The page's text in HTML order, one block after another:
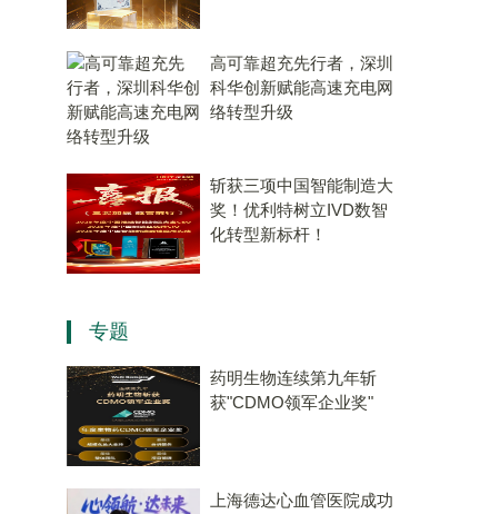
高可靠超充先行者，深圳
科华创新赋能高速充电网
络转型升级
斩获三项中国智能制造大
奖！优利特树立IVD数智
化转型新标杆！
专题
药明生物连续第九年斩
获"CDMO领军企业奖"
上海德达心血管医院成功